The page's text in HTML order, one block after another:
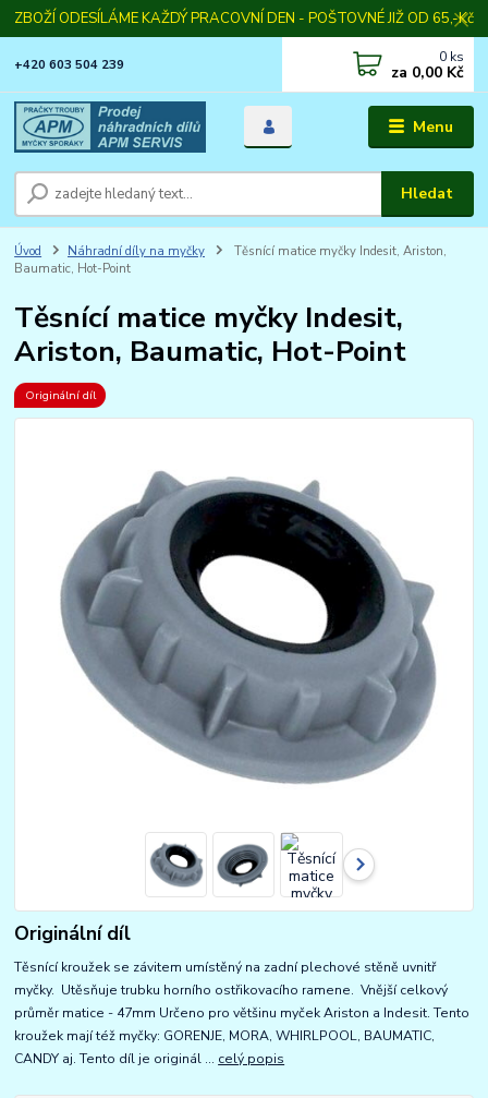
ZBOŽÍ ODESÍLÁME KAŽDÝ PRACOVNÍ DEN - POŠTOVNÉ JIŽ OD 65,-Kč
Menu
Hledat
+420 603 504 239 0 ks
za 0,00 Kč
Úvod Náhradní díly na myčky
Těsnící matice myčky Indesit, Ariston,
Baumatic, Hot-Point
Těsnící matice myčky Indesit,
Ariston, Baumatic, Hot-Point
Originální díl
Originální díl
Těsnící kroužek se závitem umístěný na zadní plechové stěně uvnitř
myčky. Utěsňuje trubku horního ostřikovacího ramene. Vnější celkový
průměr matice - 47mm Určeno pro většinu myček Ariston a Indesit. Tento
kroužek mají též myčky: GORENJE, MORA, WHIRLPOOL, BAUMATIC,
CANDY aj. Tento díl je originál ... celý popis